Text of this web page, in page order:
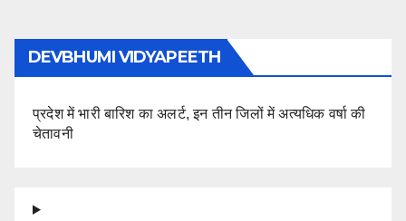
DEVBHUMI VIDYAPEETH
प्रदेश में भारी बारिश का अलर्ट, इन तीन जिलों में अत्यधिक वर्षा की
चेतावनी